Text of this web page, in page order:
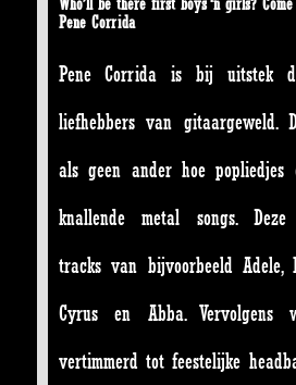
Pene Corrida
Pene Corrida is bij uitstek
liefhebbers van gitaargeweld.
als geen ander hoe
knallende metal songs.
tracks van bijvoorbeeld Adele,
Cyrus en Abba. Vervolgens
vertimmerd tot feestelijke